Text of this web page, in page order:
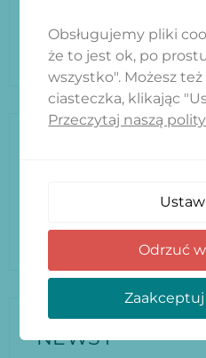
NEWSY
Obsługujemy pliki
że to jest ok, po
wszystko". Możesz
ciasteczka, klikając
Przeczytaj naszą
Odrzuć